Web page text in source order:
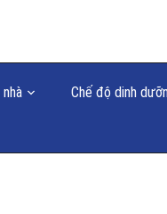
Chế độ dinh